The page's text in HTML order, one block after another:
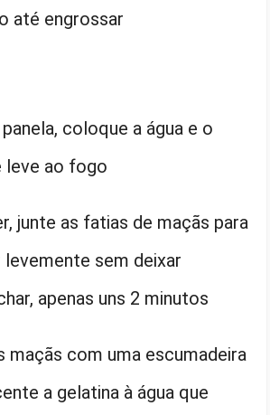
até engrossar
coloque a água e o
leve ao fogo
junte as fatias de maçãs para
levemente sem deixar
apenas uns 2 minutos
maçãs com uma escumadeira
a gelatina à água que